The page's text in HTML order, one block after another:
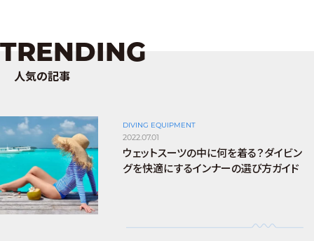
TRENDING
人気の記事
DIVING EQUIPMENT
2022.07.01
ウェットスーツの中に何を着る？ダイビン
グを快適にするインナーの選び方ガイド